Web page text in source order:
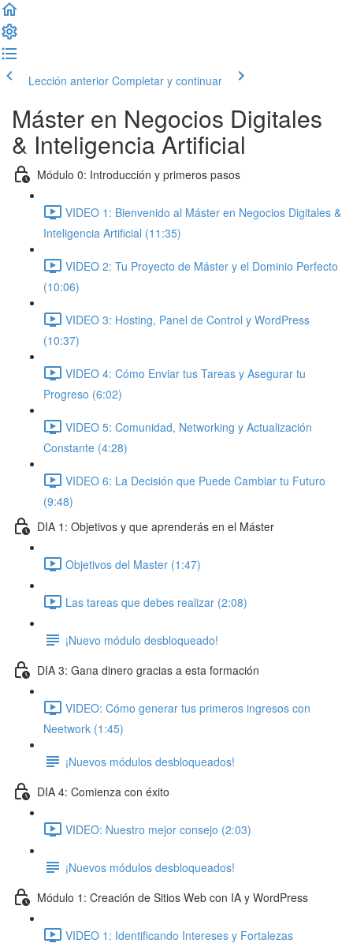
Lección anterior Completar y continuar
Máster en Negocios Digitales
& Inteligencia Artificial
Módulo 0: Introducción y primeros pasos
VIDEO 1: Bienvenido al Máster en Negocios Digitales &
Inteligencia Artificial (11:35)
VIDEO 2: Tu Proyecto de Máster y el Dominio Perfecto
(10:06)
VIDEO 3: Hosting, Panel de Control y WordPress
(10:37)
VIDEO 4: Cómo Enviar tus Tareas y Asegurar tu
Progreso (6:02)
VIDEO 5: Comunidad, Networking y Actualización
Constante (4:28)
VIDEO 6: La Decisión que Puede Cambiar tu Futuro
(9:48)
DIA 1: Objetivos y que aprenderás en el Máster
Objetivos del Master (1:47)
Las tareas que debes realizar (2:08)
¡Nuevo módulo desbloqueado!
DIA 3: Gana dinero gracias a esta formación
VIDEO: Cómo generar tus primeros ingresos con
Neetwork (1:45)
¡Nuevos módulos desbloqueados!
DIA 4: Comienza con éxito
VIDEO: Nuestro mejor consejo (2:03)
¡Nuevos módulos desbloqueados!
Módulo 1: Creación de Sitios Web con IA y WordPress
VIDEO 1: Identificando Intereses y Fortalezas